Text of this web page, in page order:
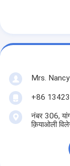
Mrs.
+86
नंबर 306,
क़ियाओली